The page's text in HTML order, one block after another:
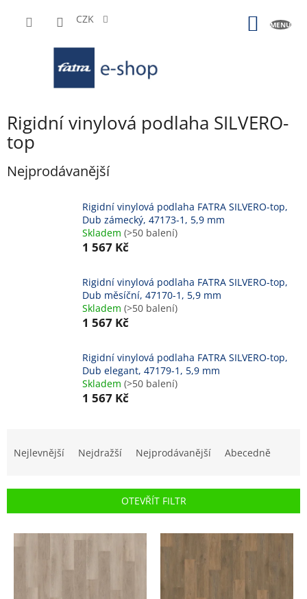
CZK
Rigidní vinylová podlaha SILVERO-
top
Nejprodávanější
Rigidní vinylová podlaha FATRA SILVERO-top,
Dub zámecký, 47173-1, 5,9 mm
Skladem (>50 balení)
1 567 Kč
Rigidní vinylová podlaha FATRA SILVERO-top,
Dub měsíční, 47170-1, 5,9 mm
Skladem (>50 balení)
1 567 Kč
Rigidní vinylová podlaha FATRA SILVERO-top,
Dub elegant, 47179-1, 5,9 mm
Skladem (>50 balení)
1 567 Kč
í
Nejlevnější Nejdražší Nejprodávanější Abecedně
OTEVŘÍT FILTR
V